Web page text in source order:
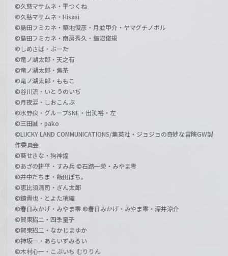
©久慈マサムネ・平つくね
©久慈マサムネ・Hisasi
©島田フミカネ・築地俊彦・月並甲介・ヤマグチノボル
©島田フミカネ・南房秀久・飯沼俊規
©しめさば・ぶーた
©竜ノ湖太郎・天之有
©竜ノ湖太郎・焦茶
©竜ノ湖太郎・ももこ
©谷川流・いとうのいぢ
©月夜涙・しおこんぶ
©水野良・グループSNE・出渕裕・左
©三田誠・pako
©LUCKY LAND COMMUNICATIONS/集英社・ジョジョの奇妙な冒険GW製
作委員会
©葵せきな・狗神煌
©あざの耕平・すみ兵 ©石踏一榮・みやま零
©井中だちま・飯田ぽち。
©恵比須清司・ぎん太郎
©鏡貴也・とよた瑣織
©春日みかげ・みやま零 ©春日みかげ・みやま零・深井涼介
©賀東招二・四季童子
©賀東招二・なかじまゆか
©神坂一・あらいずみるい
©木村心一・こぶいち むりりん